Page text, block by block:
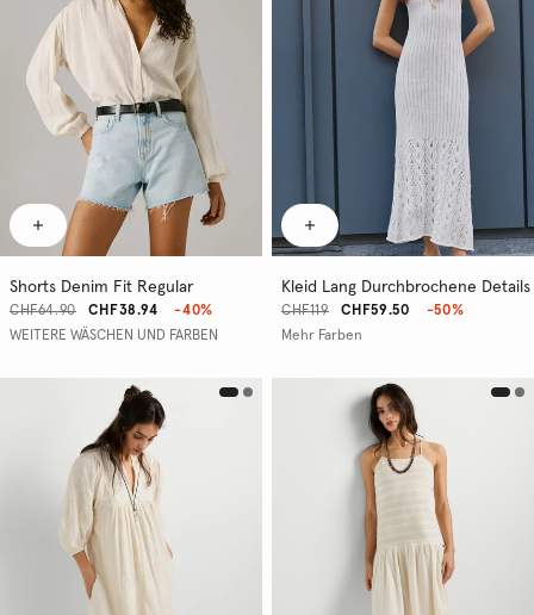
Shorts Denim Fit Regular
CHF38.94
CHF64.90
-40%
WEITERE WÄSCHEN UND FARBEN
Kleid Lang Durchbrochene Details
CHF59.50
CHF119
-50%
Mehr Farben